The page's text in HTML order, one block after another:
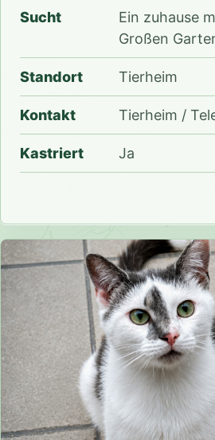
Sucht
Ein zuhause
Großen
Standort Tierheim
Kontakt Tierheim /
Kastriert Ja